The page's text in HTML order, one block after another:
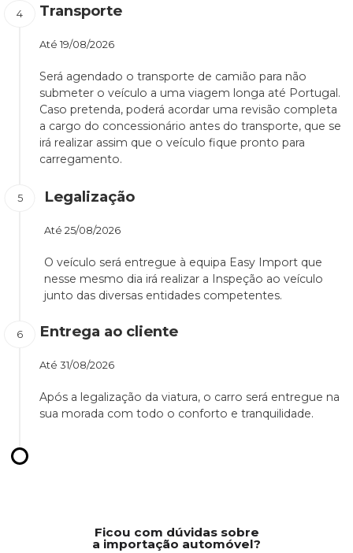
Transporte
Até 19/08/2026
Será agendado o transporte de camião para não
submeter o veículo a uma viagem longa até Portugal.
Caso pretenda, poderá acordar uma revisão completa
a cargo do concessionário antes do transporte, que se
irá realizar assim que o veículo fique pronto para
carregamento.
Legalização
Até 25/08/2026
O veículo será entregue à equipa Easy Import que
nesse mesmo dia irá realizar a Inspeção ao veículo
junto das diversas entidades competentes.
Entrega ao cliente
Até 31/08/2026
Após a legalização da viatura, o carro será entregue na
sua morada com todo o conforto e tranquilidade.
Ficou com dúvidas sobre
a importação automóvel?